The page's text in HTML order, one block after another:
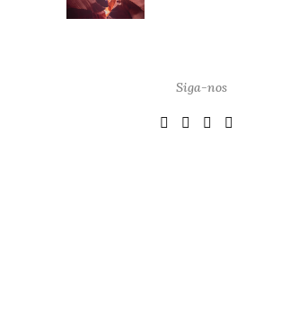
Siga-nos